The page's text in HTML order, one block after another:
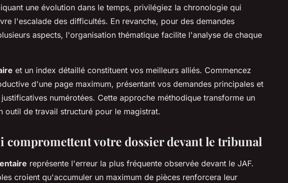
une évolution dans le temps, privilégiez la chronologie qui
l'escalade des difficultés. En revanche, pour des demandes
aspects, l'organisation thématique facilite l'analyse de chaque
et un index détaillé constituent vos meilleurs alliés. Commencez
d'une page maximum, présentant vos demandes principales et
numérotées. Cette approche méthodique transforme un
outil de travail structuré pour le magistrat.
compromettent votre dossier devant le tribunal
représente l'erreur la plus fréquente observée devant le JAF.
croient qu'accumuler un maximum de pièces renforcera leur